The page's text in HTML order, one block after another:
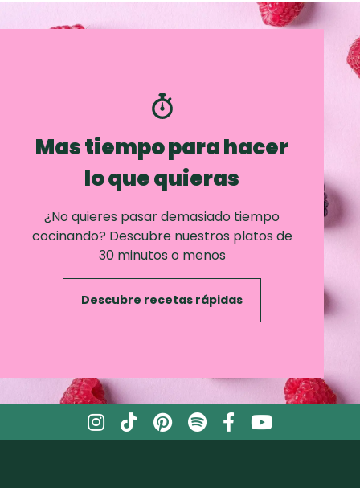
Mas tiempo para hacer
lo que quieras
¿No quieres pasar demasiado tiempo
cocinando? Descubre nuestros platos de
30 minutos o menos
Descubre recetas rápidas